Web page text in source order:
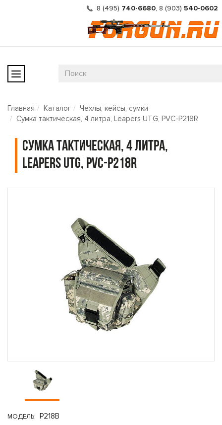
8 (495) 740-6680, 8 (903) 540-0602
Главная Каталог
Чехлы, кейсы, сумки
Сумка тактическая, 4 литра, Leapers UTG, PVC-P218R
Сумка тактическая, 4 литра,
Leapers UTG, PVC-P218R
МОДЕЛЬ: P218B